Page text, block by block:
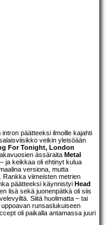
päätteeksi ilmoille kajahti
veikin yleisöään
For Tonight, London
ässäraita Metal
ja keikkaa oli ehtinyt kulua
versiona, mutta
Rankka viimeisten metrien
päätteeksi käynnistyi Head
lisä sekä juonenpätkä oli siis
Siitä huolimatta – tai
runsaslukuiseen
oli paikalla antamassa juuri